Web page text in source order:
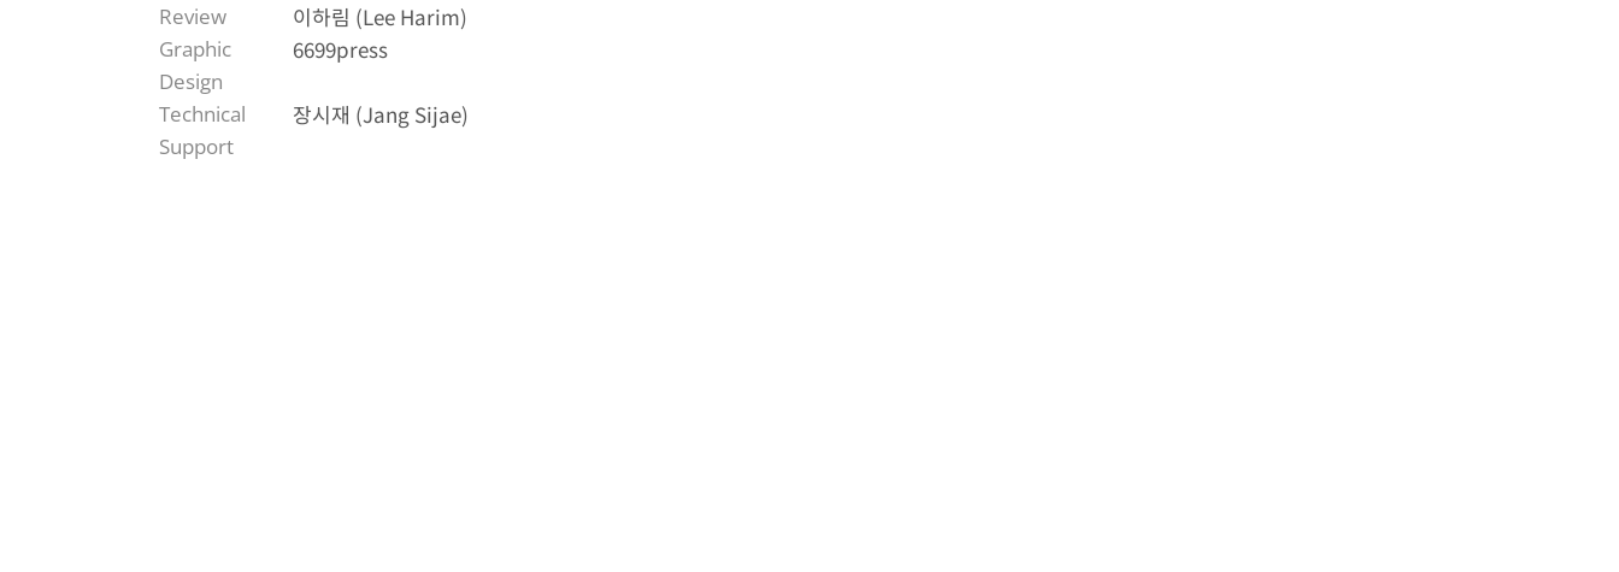
Review 이하림 (Lee Harim)
Graphic
Design
6699press
Technical
Support
장시재 (Jang Sijae)
Introduction